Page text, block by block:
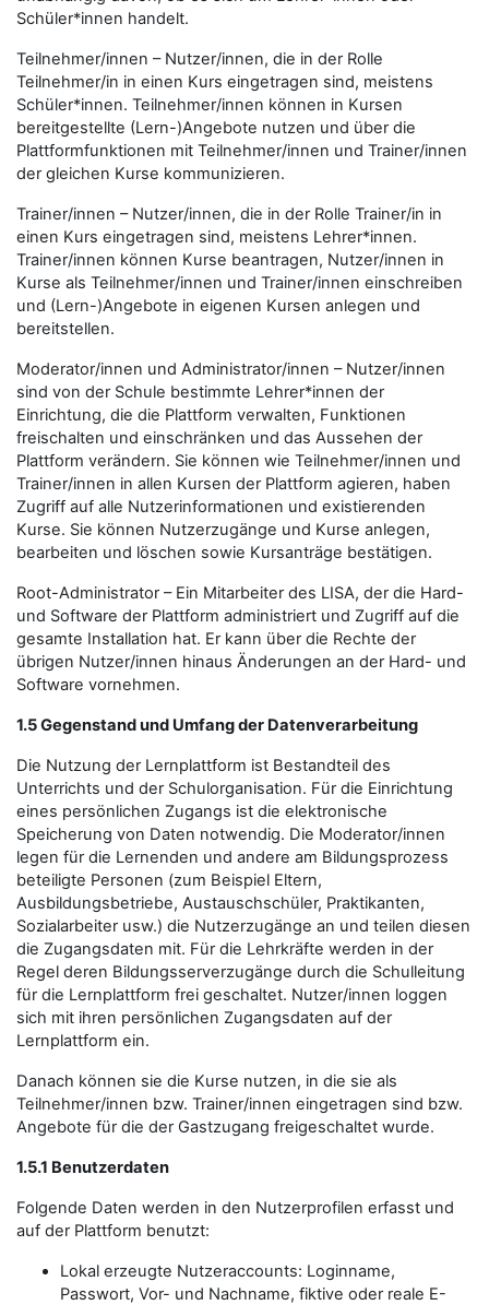
Schüler*innen handelt.
Teilnehmer/innen – Nutzer/innen, die in der Rolle
Teilnehmer/in in einen Kurs eingetragen sind, meistens
Schüler*innen. Teilnehmer/innen können in Kursen
bereitgestellte (Lern-)Angebote nutzen und über die
Plattformfunktionen mit Teilnehmer/innen und Trainer/innen
der gleichen Kurse kommunizieren.
Trainer/innen – Nutzer/innen, die in der Rolle Trainer/in in
einen Kurs eingetragen sind, meistens Lehrer*innen.
Trainer/innen können Kurse beantragen, Nutzer/innen in
Kurse als Teilnehmer/innen und Trainer/innen einschreiben
und (Lern-)Angebote in eigenen Kursen anlegen und
bereitstellen.
Moderator/innen und Administrator/innen – Nutzer/innen
sind von der Schule bestimmte Lehrer*innen der
Einrichtung, die die Plattform verwalten, Funktionen
freischalten und einschränken und das Aussehen der
Plattform verändern. Sie können wie Teilnehmer/innen und
Trainer/innen in allen Kursen der Plattform agieren, haben
Zugriff auf alle Nutzerinformationen und existierenden
Kurse. Sie können Nutzerzugänge und Kurse anlegen,
bearbeiten und löschen sowie Kursanträge bestätigen.
Root-Administrator – Ein Mitarbeiter des LISA, der die Hard-
und Software der Plattform administriert und Zugriff auf die
gesamte Installation hat. Er kann über die Rechte der
übrigen Nutzer/innen hinaus Änderungen an der Hard- und
Software vornehmen.
1.5 Gegenstand und Umfang der Datenverarbeitung
Die Nutzung der Lernplattform ist Bestandteil des
Unterrichts und der Schulorganisation. Für die Einrichtung
eines persönlichen Zugangs ist die elektronische
Speicherung von Daten notwendig. Die Moderator/innen
legen für die Lernenden und andere am Bildungsprozess
beteiligte Personen (zum Beispiel Eltern,
Ausbildungsbetriebe, Austauschschüler, Praktikanten,
Sozialarbeiter usw.) die Nutzerzugänge an und teilen diesen
die Zugangsdaten mit. Für die Lehrkräfte werden in der
Regel deren Bildungsserverzugänge durch die Schulleitung
für die Lernplattform frei geschaltet. Nutzer/innen loggen
sich mit ihren persönlichen Zugangsdaten auf der
Lernplattform ein.
Danach können sie die Kurse nutzen, in die sie als
Teilnehmer/innen bzw. Trainer/innen eingetragen sind bzw.
Angebote für die der Gastzugang freigeschaltet wurde.
1.5.1 Benutzerdaten
Folgende Daten werden in den Nutzerprofilen erfasst und
auf der Plattform benutzt:
Lokal erzeugte Nutzeraccounts: Loginname,
Passwort, Vor- und Nachname, fiktive oder reale E-